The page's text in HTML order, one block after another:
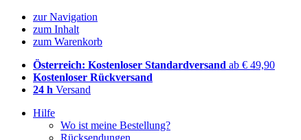
zur Navigation
zum Inhalt
zum Warenkorb
Österreich: Kostenloser Standardversand ab € 49,90
Kostenloser Rückversand
24 h Versand
Hilfe
Wo ist meine Bestellung?
Rücksendungen